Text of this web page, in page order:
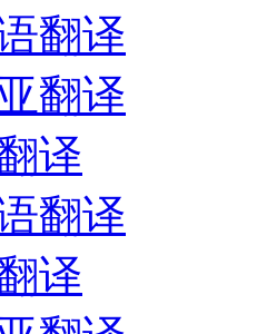
翻译
翻译
译
翻译
译